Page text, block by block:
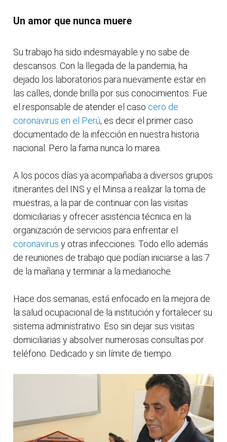
Un amor que nunca muere
Su trabajo ha sido indesmayable y no sabe de
descansos. Con la llegada de la pandemia, ha
dejado los laboratorios para nuevamente estar en
las calles, donde brilla por sus conocimientos. Fue
el responsable de atender el caso cero de
coronavirus en el Perú, es decir el primer caso
documentado de la infección en nuestra historia
nacional. Pero la fama nunca lo marea.
A los pocos días ya acompañaba a diversos grupos
itinerantes del INS y el Minsa a realizar la toma de
muestras, a la par de continuar con las visitas
domiciliarias y ofrecer asistencia técnica en la
organización de servicios para enfrentar el
coronavirus y otras infecciones. Todo ello además
de reuniones de trabajo que podían iniciarse a las 7
de la mañana y terminar a la medianoche.
Hace dos semanas, está enfocado en la mejora de
la salud ocupacional de la institución y fortalecer su
sistema administrativo. Eso sin dejar sus visitas
domiciliarias y absolver numerosas consultas por
teléfono. Dedicado y sin límite de tiempo.